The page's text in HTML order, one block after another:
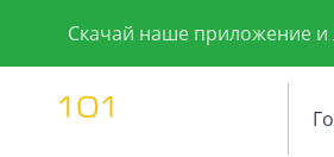
Скачай наше приложение